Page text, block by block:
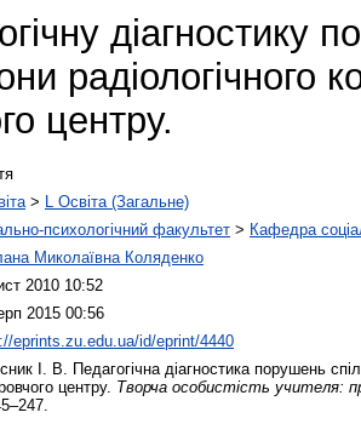
діагностику
центру.
> L Освіта (Загальне)
психологічний факультет > Кафедра
Миколаївна Коляденко
2010 10:52
2015 00:56
eprints.zu.edu.ua/id/eprint/4440
І. В.
Педагогічна діагностика порушень
центру. Творча особистість учителя: